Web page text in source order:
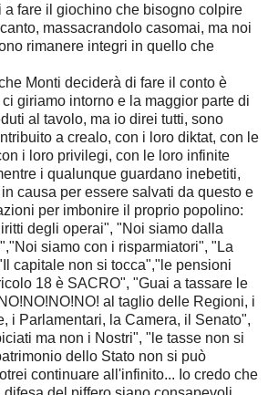
a fare il giochino che bisogno colpire
massacrandolo casomai, ma noi
rimanere integri in quello che
Monti deciderà di fare il conto è
giriamo intorno e la maggior parte di
al tavolo, ma io direi tutti, sono
a crealo, con i loro diktat, con le
i loro privilegi, con le loro infinite
i qualunque guardano inebetiti,
causa per essere salvati da questo e
per imbonire il proprio popolino:
degli operai", "Noi siamo dalla
siamo con i risparmiatori", "La
capitale non si tocca","le pensioni
18 è SACRO", "Guai a tassare le
al taglio delle Regioni, i
i Parlamentari, la Camera, il Senato",
ma non i Nostri", "le tasse non si
dello Stato non si può
continuare all'infinito... Io credo che